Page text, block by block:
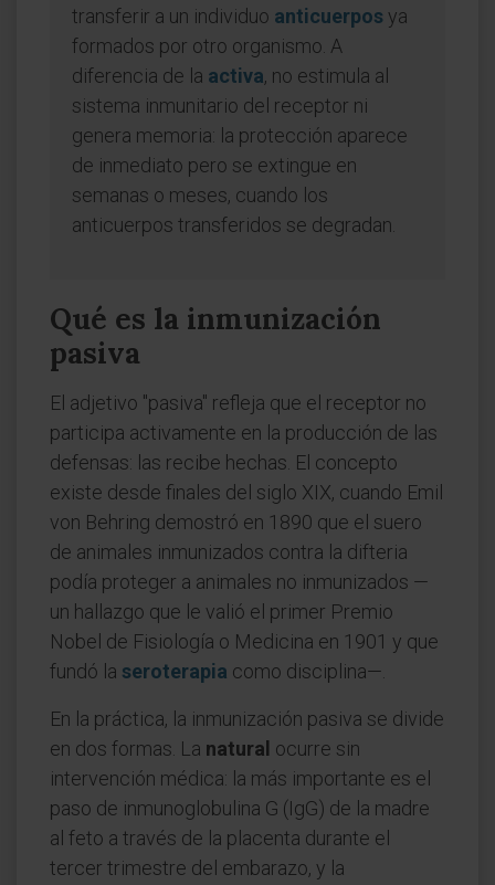
transferir a un individuo anticuerpos ya
formados por otro organismo. A
diferencia de la activa, no estimula al
sistema inmunitario del receptor ni
genera memoria: la protección aparece
de inmediato pero se extingue en
semanas o meses, cuando los
anticuerpos transferidos se degradan.
Qué es la inmunización
pasiva
El adjetivo "pasiva" refleja que el receptor no
participa activamente en la producción de las
defensas: las recibe hechas. El concepto
existe desde finales del siglo XIX, cuando Emil
von Behring demostró en 1890 que el suero
de animales inmunizados contra la difteria
podía proteger a animales no inmunizados —
un hallazgo que le valió el primer Premio
Nobel de Fisiología o Medicina en 1901 y que
fundó la seroterapia como disciplina—.
En la práctica, la inmunización pasiva se divide
en dos formas. La natural ocurre sin
intervención médica: la más importante es el
paso de inmunoglobulina G (IgG) de la madre
al feto a través de la placenta durante el
tercer trimestre del embarazo, y la